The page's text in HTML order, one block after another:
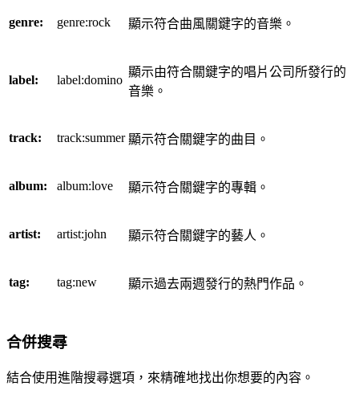
genre: genre:rock 顯示符合曲風關鍵字的音樂。
label: label:domino
顯示由符合關鍵字的唱片公司所發行的
音樂。
track: track:summer 顯示符合關鍵字的曲目。
album: album:love 顯示符合關鍵字的專輯。
artist: artist:john 顯示符合關鍵字的藝人。
tag: tag:new 顯示過去兩週發行的熱門作品。
合併搜尋
結合使用進階搜尋選項，來精確地找出你想要的內容。